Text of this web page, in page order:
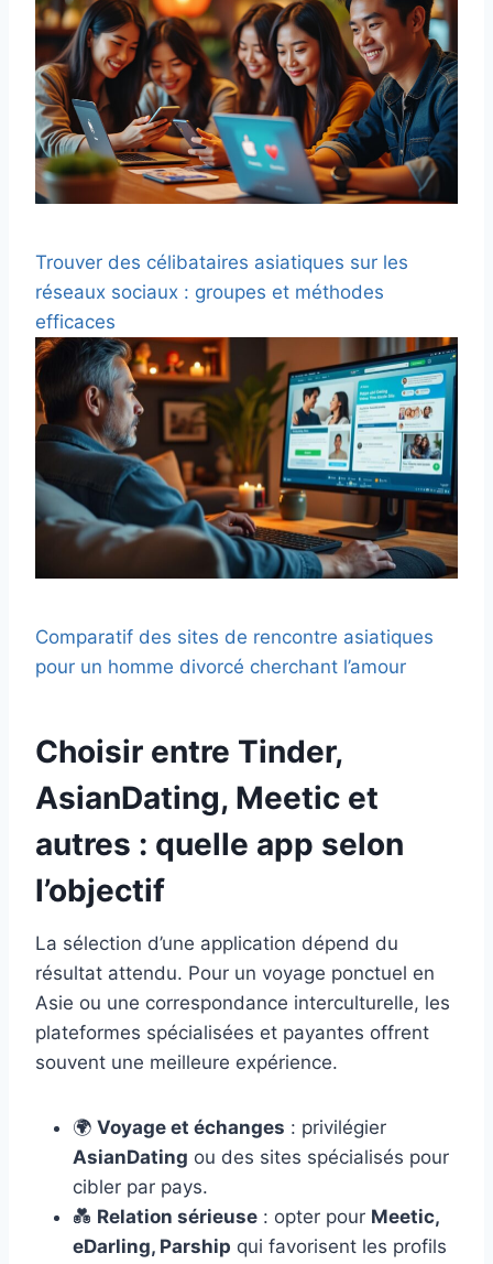
Trouver des célibataires asiatiques sur les
réseaux sociaux : groupes et méthodes
efficaces
Comparatif des sites de rencontre asiatiques
pour un homme divorcé cherchant l’amour
Choisir entre Tinder,
AsianDating, Meetic et
autres : quelle app selon
l’objectif
La sélection d’une application dépend du
résultat attendu. Pour un voyage ponctuel en
Asie ou une correspondance interculturelle, les
plateformes spécialisées et payantes offrent
souvent une meilleure expérience.
🌍 Voyage et échanges : privilégier
AsianDating ou des sites spécialisés pour
cibler par pays.
💑 Relation sérieuse : opter pour Meetic,
eDarling, Parship qui favorisent les profils